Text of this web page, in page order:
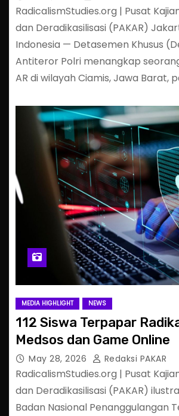
RadicalismStudies.org | Pusat
dan Deradikasilisasi (PAKAR)
Indonesia — Detasemen Khusus
Antiteror Polri menangkap
AR di wilayah Ciamis, Jawa Barat,
MEDIA HIGHLIGHT NEWS
112 Siswa Terpapar
Medsos dan Game Online
May 28, 2026 Redaksi PAKAR
RadicalismStudies.org | Pusat
dan Deradikasilisasi (PAKAR)
Badan Nasional Penanggulangan